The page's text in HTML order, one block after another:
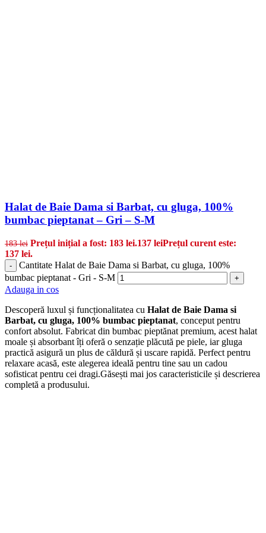
Halat de Baie Dama si Barbat, cu gluga, 100%
bumbac pieptanat – Gri – S-M
183lei Prețul inițial a fost: 183 lei.137 leiPrețul curent este:
137 lei.
-
Cantitate Halat de Baie Dama si Barbat, cu gluga, 100%
bumbac pieptanat - Gri - S-M
+
Adauga in cos
Descoperă luxul și funcționalitatea cu Halat de Baie Dama si
Barbat, cu gluga, 100% bumbac pieptanat, conceput pentru
confort absolut. Fabricat din bumbac pieptănat premium, acest halat
moale și absorbant îți oferă o senzație plăcută pe piele, iar gluga
practică asigură un plus de căldură și uscare rapidă. Perfect pentru
relaxare acasă, este alegerea ideală pentru tine sau un cadou
sofisticat pentru cei dragi.Găsești mai jos caracteristicile și descrierea
completă a produsului.